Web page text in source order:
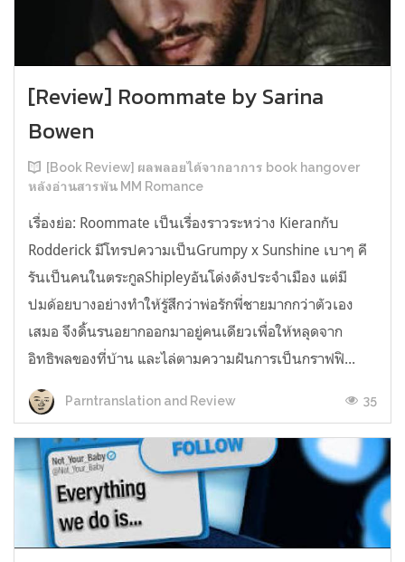
[Review] Roommate by Sarina
Bowen
[Book Review] ผลพลอยได้จากอาการ book hangover
หลังอ่านสารพัน MM Romance
เรื่องย่อ: Roommate เป็นเรื่องราวระหว่าง Kieranกับ
Rodderick มีโทรปความเป็นGrumpy x Sunshine เบาๆ คี
รันเป็นคนในตระกูลShipleyอันโด่งดังประจำเมือง แต่มี
ปมด้อยบางอย่างทำให้รู้สึกว่าพ่อรักพี่ชายมากกว่าตัวเอง
เสมอ จึงดิ้นรนอยากออกมาอยู่คนเดียวเพื่อให้หลุดจาก
อิทธิพลของที่บ้าน และไล่ตามความฝันการเป็นกราฟฟิ...
Parntranslation and Review 35